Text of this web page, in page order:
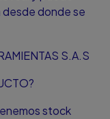
desde donde se
S.A.S
stock